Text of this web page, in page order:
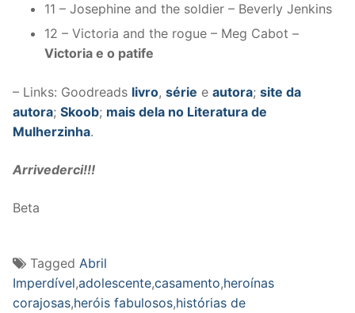
11 – Josephine and the soldier – Beverly Jenkins
12 – Victoria and the rogue – Meg Cabot –
Victoria e o patife
– Links: Goodreads livro, série e autora; site da
autora; Skoob; mais dela no Literatura de
Mulherzinha.
Arrivederci!!!
Beta
Tagged Abril
Imperdível,adolescente,casamento,heroínas
corajosas,heróis fabulosos,histórias de